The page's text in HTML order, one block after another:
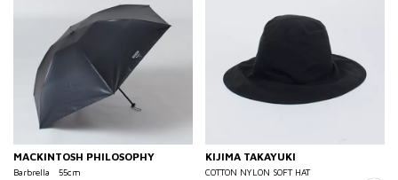
MACKINTOSH PHILOSOPHY
Barbrella 55cm
KIJIMA TAKAYUKI
COTTON NYLON SOFT HAT